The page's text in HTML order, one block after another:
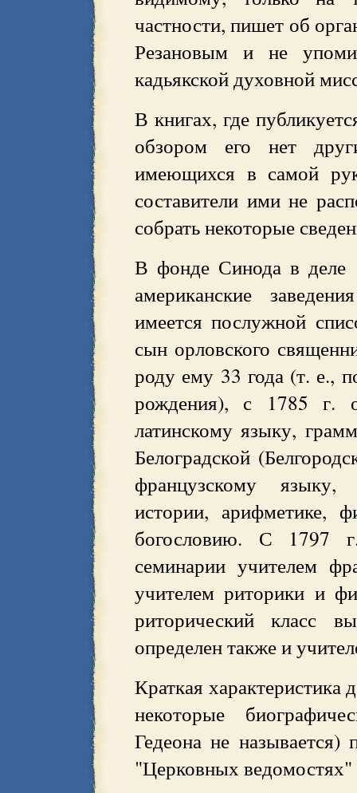
частности, пишет об
Резановым и не
кадьякской духовной
В книгах, где
обзором его нет
имеющихся в самой
составители ими не
собрать некоторые
В фонде Синода в деле
американские
имеется послужной
сын орловского
роду ему 33 года (т. е.,
рождения), с 1785 г.
латинскому языку,
Белоградской
французскому языку,
истории, арифметике,
богословию. С 1797
семинарии учителем
учителем риторики и
риторический класс
определен также и
Краткая характеристика
некоторые
Гедеона не
"Церковных ведомостях"